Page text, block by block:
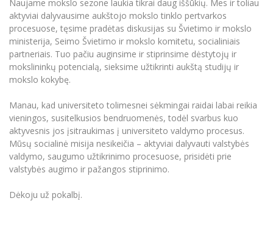
Naujame mokslo sezone laukia tikrai daug iššūkių. Mes ir toliau
aktyviai dalyvausime aukštojo mokslo tinklo pertvarkos
procesuose, tęsime pradėtas diskusijas su Švietimo ir mokslo
ministerija, Seimo Švietimo ir mokslo komitetu, socialiniais
partneriais. Tuo pačiu auginsime ir stiprinsime dėstytojų ir
mokslininkų potencialą, sieksime užtikrinti aukštą studijų ir
mokslo kokybę.
Manau, kad universiteto tolimesnei sėkmingai raidai labai reikia
vieningos, susitelkusios bendruomenės, todėl svarbus kuo
aktyvesnis jos įsitraukimas į universiteto valdymo procesus.
Mūsų socialinė misija nesikeičia – aktyviai dalyvauti valstybės
valdymo, saugumo užtikrinimo procesuose, prisidėti prie
valstybės augimo ir pažangos stiprinimo.
Dėkoju už pokalbį.